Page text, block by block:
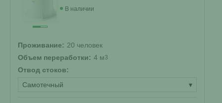
В наличии
Проживание: 20 человек
Объем переработки: 4 м3
Отвод стоков:
Самотечный
▾